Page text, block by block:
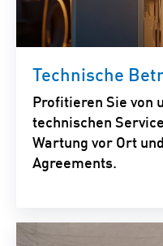
Technische
Profitieren Sie von
technischen
Wartung vor Ort
Agreements.